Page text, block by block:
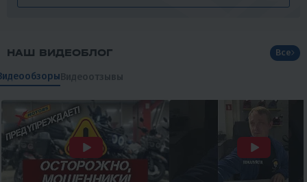
НАШ ВИДЕОБЛОГ
Видеоотзывы
Все